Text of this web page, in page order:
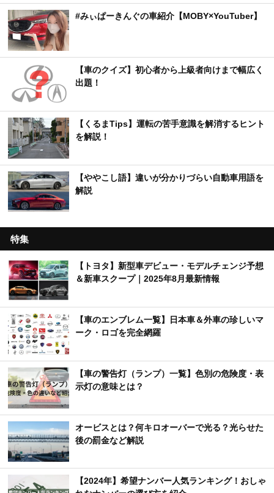
#みぃぱーきんぐの車紹介【MOBY×YouTuber】
【車のクイズ】初心者から上級者向けまで幅広く
出題！
【くるまTips】運転の苦手意識を解消するヒント
を解説！
【ややこし語】違いが分かりづらい自動車用語を
解説
特集
【トヨタ】新型車デビュー・モデルチェンジ予想
＆新車スクープ｜2025年8月最新情報
【車のエンブレム一覧】日本車＆外車の珍しいマ
ーク・ロゴを完全網羅
【車の警告灯（ランプ）一覧】色別の危険度・表
示灯の意味とは？
オービスとは？何キロオーバーで光る？光らせた
後の罰金など解説
【2024年】希望ナンバー人気ランキング！おしゃ